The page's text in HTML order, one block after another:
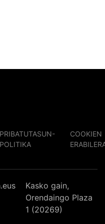
PRIBATUTASUN-
POLITIKA
COOKIEN
Kasko gain,
Orendaingo Plaza
1 (20269)